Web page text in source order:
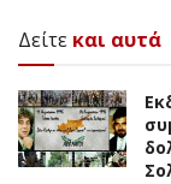
Δείτε και αυτά